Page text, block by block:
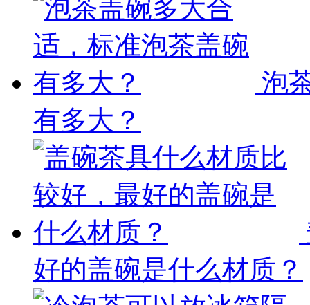
泡
有多大？
好的盖碗是什么材质？